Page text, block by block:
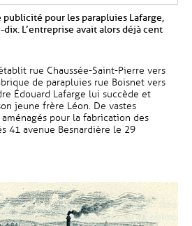
publicité pour les parapluies Lafarge,
L’entreprise avait alors déjà cent
rue Chaussée-Saint-Pierre vers
de parapluies rue Boisnet vers
Édouard Lafarge lui succède et
jeune frère Léon. De vastes
pour la fabrication des
41 avenue Besnardière le 29